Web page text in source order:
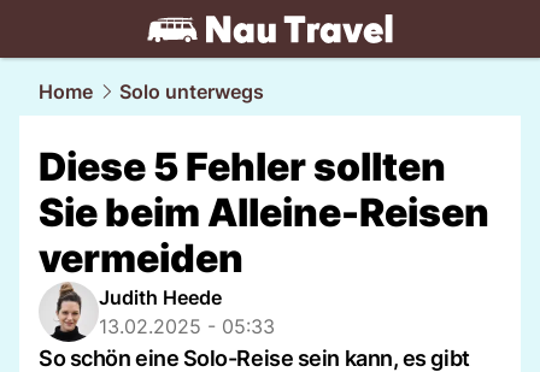
travel.NAU.ch
Home Solo unterwegs
Diese 5 Fehler sollten
Sie beim Alleine-Reisen
vermeiden
Judith Heede
13.02.2025 - 05:33
So schön eine Solo-Reise sein kann, es gibt